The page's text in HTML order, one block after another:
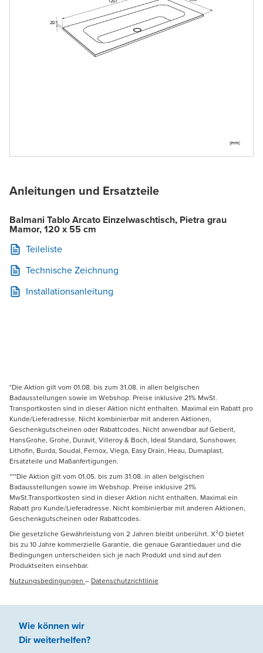
Anleitungen und Ersatzteile
Balmani Tablo Arcato Einzelwaschtisch, Pietra grau
Mamor, 120 x 55 cm
Teileliste
Technische Zeichnung
Installationsanleitung
*Die Aktion gilt vom 01.08. bis zum 31.08. in allen belgischen
Badausstellungen sowie im Webshop. Preise inklusive 21% MwSt.
Transportkosten sind in dieser Aktion nicht enthalten. Maximal ein Rabatt pro
Kunde/Lieferadresse. Nicht kombinierbar mit anderen Aktionen,
Geschenkgutscheinen oder Rabattcodes. Nicht anwendbar auf Geberit,
HansGrohe, Grohe, Duravit, Villeroy & Boch, Ideal Standard, Sunshower,
Lithofin, Burda, Soudal, Fernox, Viega, Easy Drain, Heau, Dumaplast,
Ersatzteile und Maßanfertigungen.
***Die Aktion gilt vom 01.05. bis zum 31.08. in allen belgischen
Badausstellungen sowie im Webshop. Preise inklusive 21%
MwSt.Transportkosten sind in dieser Aktion nicht enthalten. Maximal ein
Rabatt pro Kunde/Lieferadresse. Nicht kombinierbar mit anderen Aktionen,
Geschenkgutscheinen oder Rabattcodes.
Die gesetzliche Gewährleistung von 2 Jahren bleibt unberührt. X²O bietet
bis zu 10 Jahre kommerzielle Garantie, die genaue Garantiedauer und die
Bedingungen unterscheiden sich je nach Produkt und sind auf den
Produktseiten einsehbar.
Nutzungsbedingungen – Datenschutzrichtlinie
Wie können wir
Dir weiterhelfen?